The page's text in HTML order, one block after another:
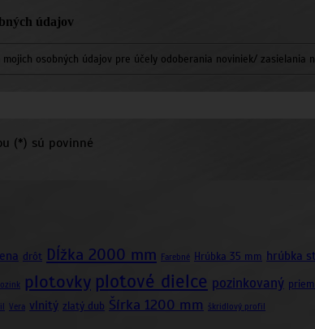
údajov
mojich osobných údajov pre účely odoberania noviniek/
(*) sú povinné
drôt Dĺžka 2000 mm Farebné Hrúbka 35 mm hrúbka
plotovky plotové dielce pozinkovaný
Vera vlnitý zlatý dub Šírka 1200 mm škridlový profil